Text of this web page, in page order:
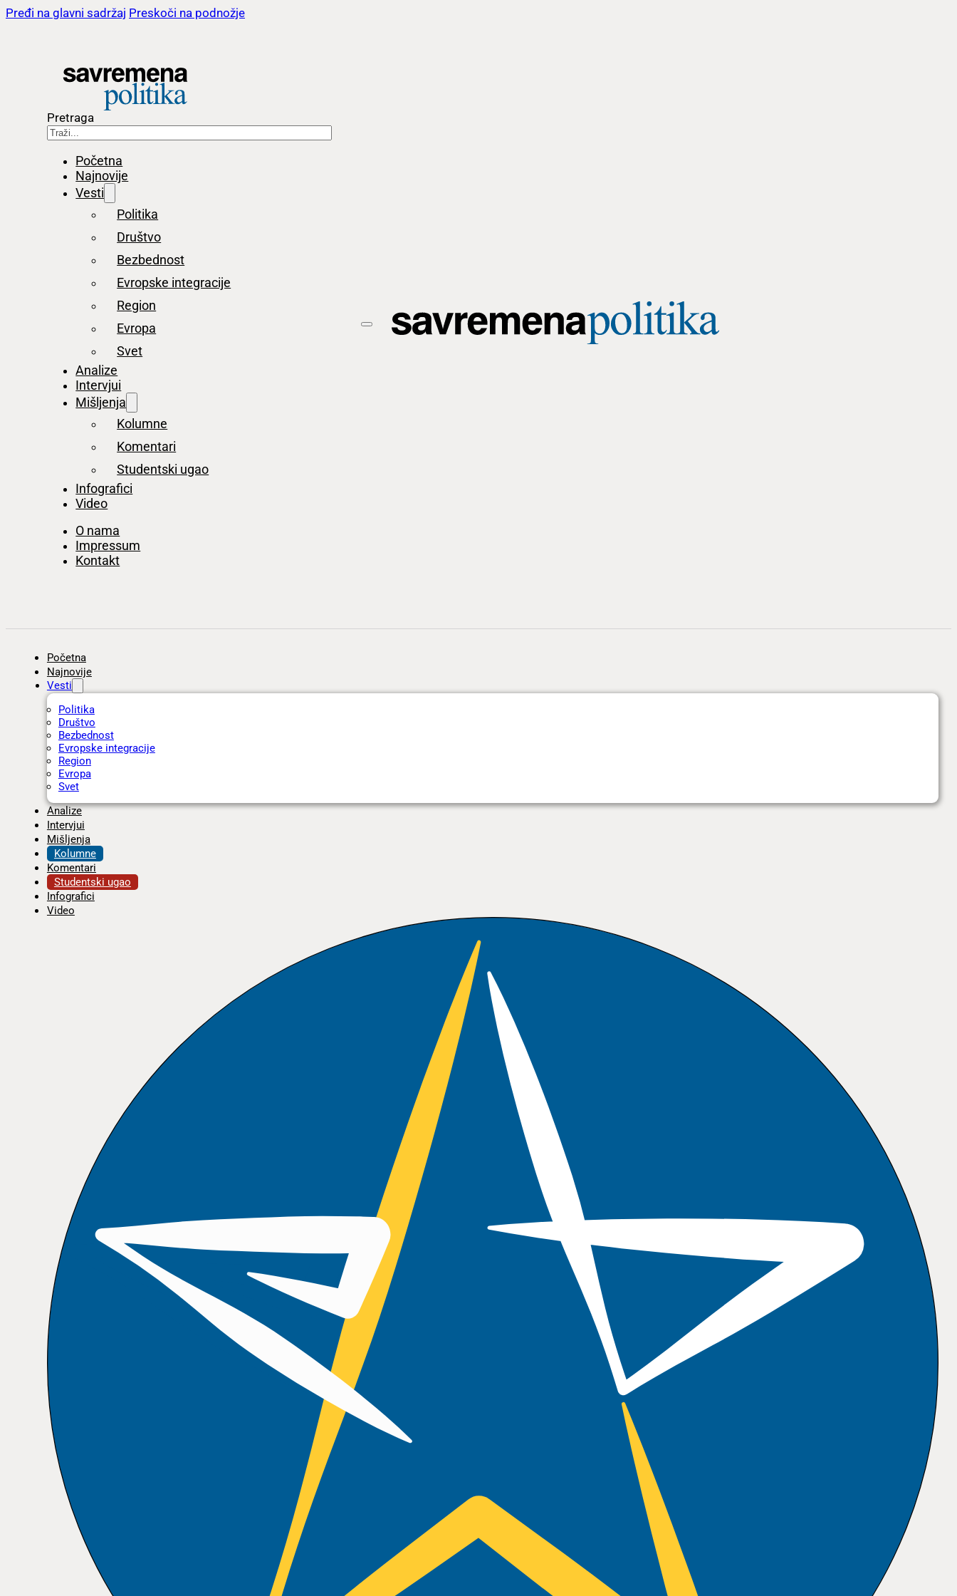
Pređi na glavni sadržaj Preskoči na podnožje
Pretraga
Početna
Najnovije
Vesti
Politika
Društvo
Bezbednost
Evropske integracije
Region
Evropa
Svet
Analize
Intervjui
Mišljenja
Kolumne
Komentari
Studentski ugao
Infografici
Video
O nama
Impressum
Kontakt
Početna
Najnovije
Vesti
Politika
Društvo
Bezbednost
Evropske integracije
Region
Evropa
Svet
Analize
Intervjui
Mišljenja
Kolumne
Komentari
Studentski ugao
Infografici
Video